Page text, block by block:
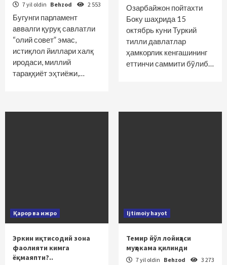
7 yil oldin Behzod 2 553
Бугунги парламент
аввалги қуруқ савлатли
“олий совет” эмас,
истиқлол йиллари халқ
иродаси, миллий
тараққиёт эҳтиёжи,…
Озарбайжон пойтахти
Боку шаҳрида 15
октябрь куни Туркий
тилли давлатлар
ҳамкорлик кенгашининг
еттинчи саммити бўлиб…
Қарор ва ижро
Эркин иқтисодий зона
фаолияти кимга
ёқмаяпти?..
Ijtimoiy hayot
Темир йўл лойиҳаси
муҳокама қилинди
7 yil oldin Behzod 3 273